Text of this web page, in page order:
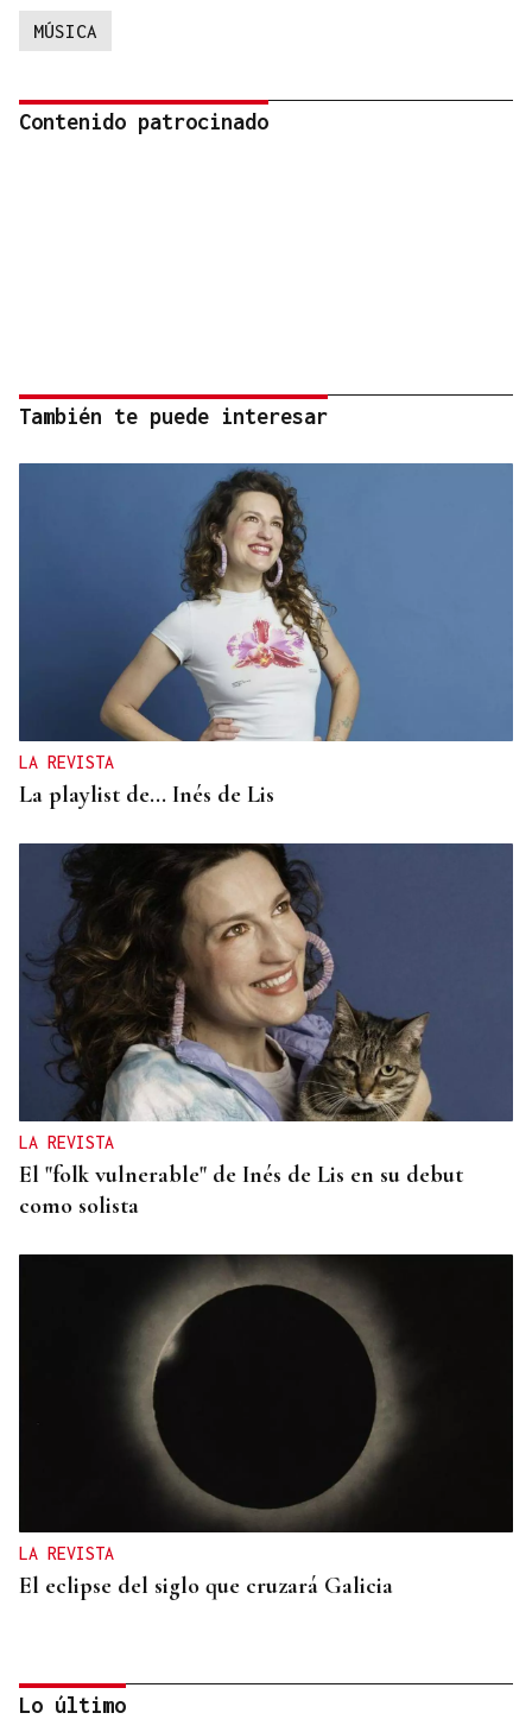
MÚSICA
Contenido patrocinado
También te puede interesar
LA REVISTA
La playlist de... Inés de Lis
LA REVISTA
El "folk vulnerable" de Inés de Lis en su debut
como solista
LA REVISTA
El eclipse del siglo que cruzará Galicia
Lo último